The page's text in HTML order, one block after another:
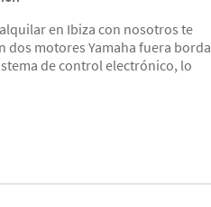
en Ibiza con nosotros te
dos motores Yamaha fuera borda
de control electrónico, lo